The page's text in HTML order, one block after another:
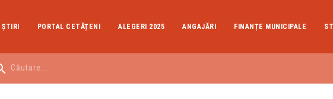
ŞTIRI PORTAL CETĂȚENI ALEGERI 2025 ANGAJĂRI FINANȚE MUNICIPALE